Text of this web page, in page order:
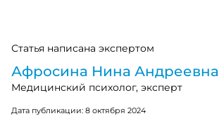
Статья написана экспертом
Афросина Нина Андреевна
Медицинский психолог, эксперт
Дата публикации: 8 октября 2024